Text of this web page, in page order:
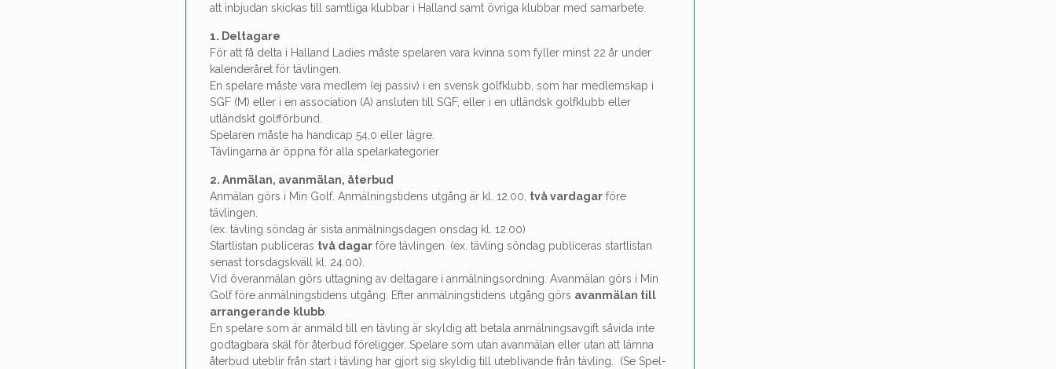
att inbjudan skickas till samtliga klubbar i Halland samt övriga klubbar med samarbete.
1. Deltagare
För att få delta i Halland Ladies måste spelaren vara kvinna som fyller minst 22 år under
kalen­der­året för tävlingen.
En spelare måste vara medlem (ej passiv) i en svensk golfklubb, som har medlemskap i
SGF (M) eller i en association (A) ansluten till SGF, eller i en utländsk golfklubb eller
utländskt golfförbund.
Spelaren måste ha handicap 54,0 eller lägre.
Tävlingarna är öppna för alla spelarkategorier
2. Anmälan, avanmälan, återbud
Anmälan görs i Min Golf. Anmälningstidens utgång är kl. 12.00, två vardagarföre
tävlingen.
(ex. tävling söndag är sista anmälningsdagen onsdag kl. 12.00)
Startlistan publiceras två dagarföre tävlingen. (ex. tävling söndag publiceras startlistan
senast torsdagskväll kl. 24.00).
Vid överanmälan görs uttagning av deltagare i anmälningsordning. Avanmälan görs i Min
Golf före anmälningstidens utgång. Efter anmälningstidens utgång görs avanmälan till
arrangerande klubb.
En spelare som är anmäld till en tävling är skyldig att betala anmälningsavgift såvida inte
godtag­bara skäl för återbud föreligger. Spelare som utan avanmälan eller utan att lämna
återbud uteblir från start i tävling har gjort sig skyldig till uteblivande från tävling. (Se Spel-